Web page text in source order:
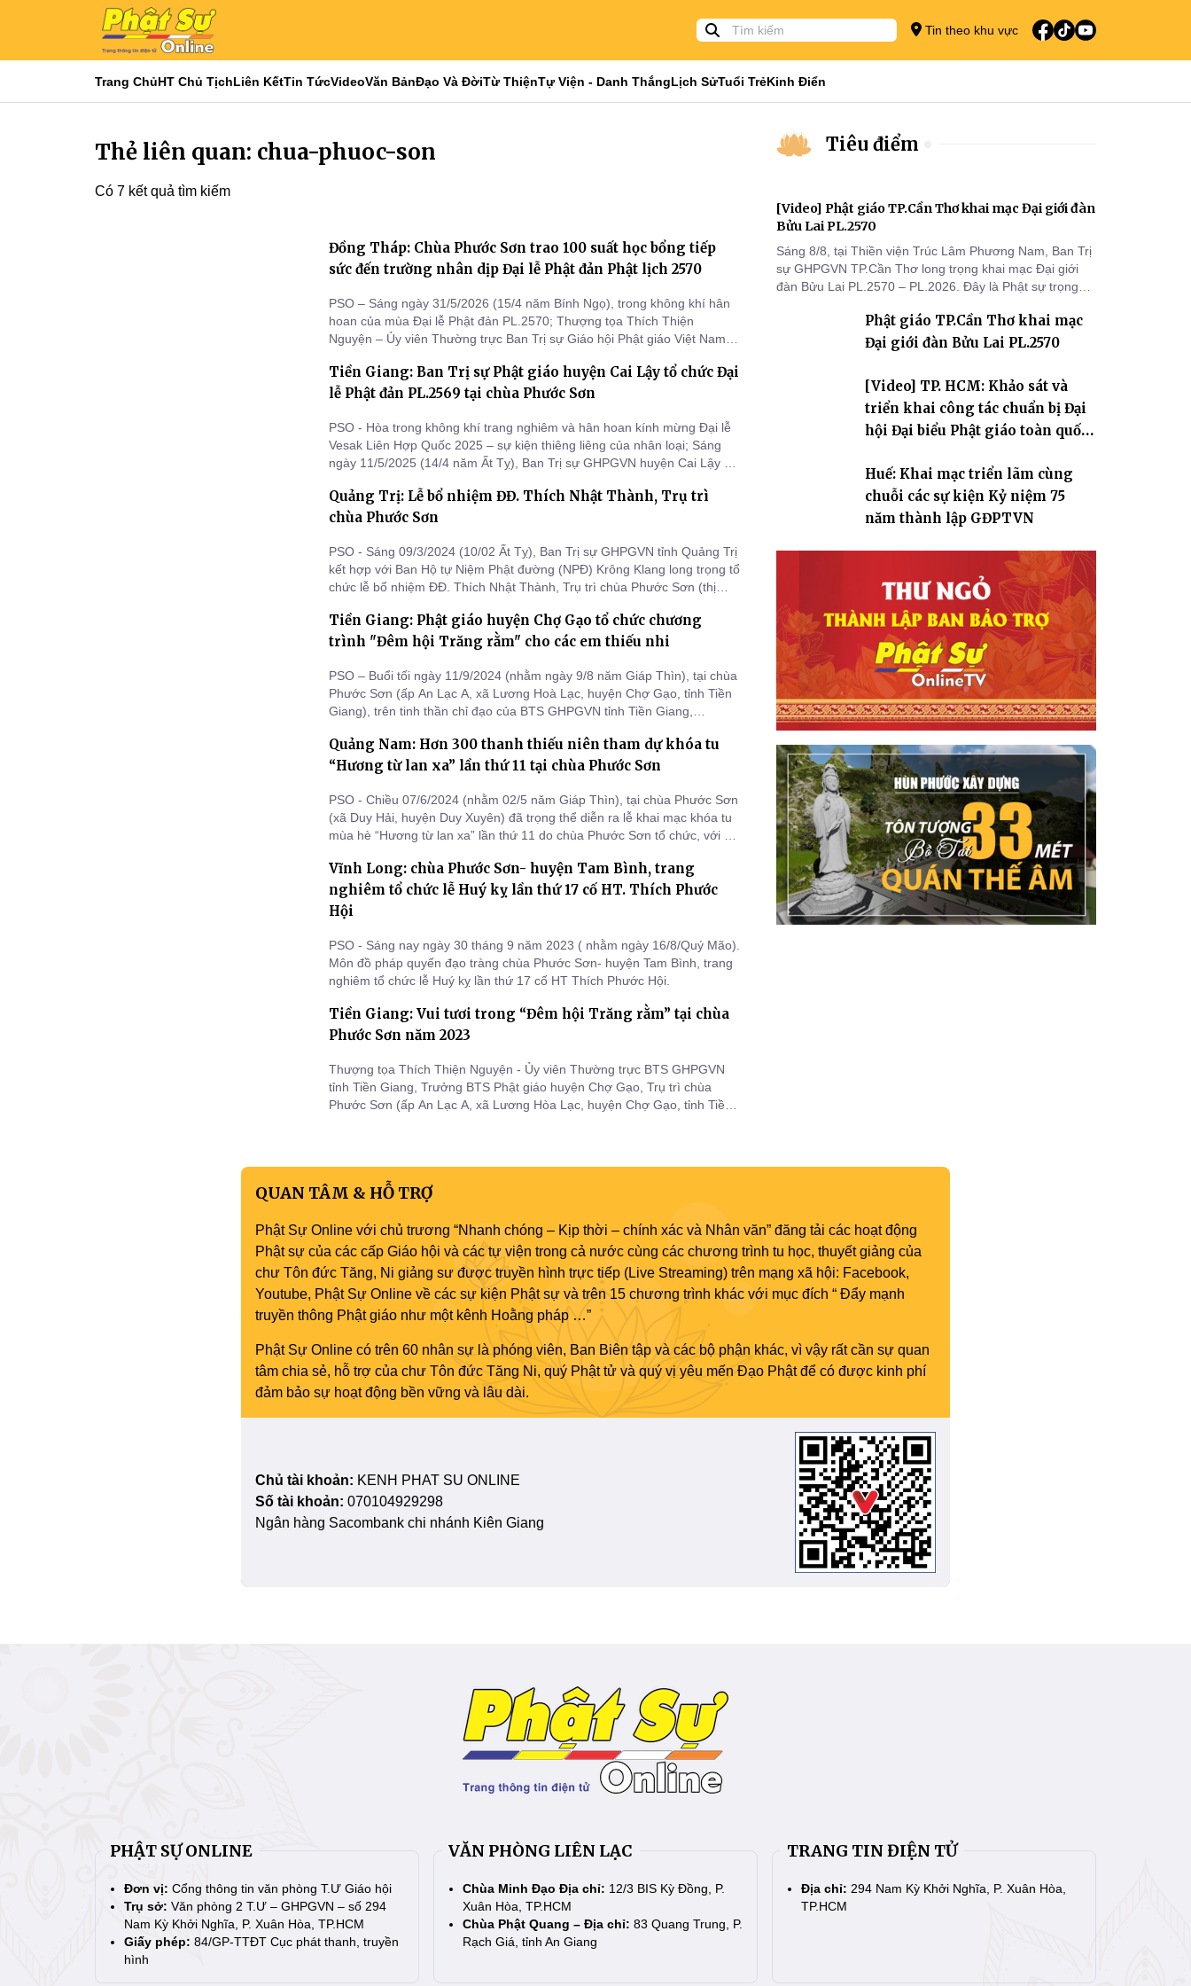
Tin theo khu vực
Trang ChủHT Chủ TịchLiên KếtTin TứcVideoVăn BảnĐạo Và ĐờiTừ ThiệnTự Viện - Danh ThắngLịch SửTuổi TrẻKinh Điển
Thẻ liên quan: chua-phuoc-son
Có 7 kết quả tìm kiếm
Đồng Tháp: Chùa Phước Sơn trao 100 suất học bổng tiếp
sức đến trường nhân dịp Đại lễ Phật đản Phật lịch 2570
PSO – Sáng ngày 31/5/2026 (15/4 năm Bính Ngọ), trong không khí hân
hoan của mùa Đại lễ Phật đản PL.2570; Thượng tọa Thích Thiện
Nguyện – Ủy viên Thường trực Ban Trị sự Giáo hội Phật giáo Việt Nam
“mạnh thường quân” và chính quyền địa phương tổ chức chương trình
trao học bổng cho các
Tiền Giang: Ban Trị sự Phật giáo huyện Cai Lậy tổ chức Đại
lễ Phật đản PL.2569 tại chùa Phước Sơn
PSO - Hòa trong không khí trang nghiêm và hân hoan kính mừng Đại lễ
Vesak Liên Hợp Quốc 2025 – sự kiện thiêng liêng của nhân loại; Sáng
ngày 11/5/2025 (14/4 năm Ất Tỵ), Ban Trị sự GHPGVN huyện Cai Lậy đã
phòng BTS Phật giáo huyện - chùa Phước Sơn (TT.Bình Phú).
Quảng Trị: Lễ bổ nhiệm ĐĐ. Thích Nhật Thành, Trụ trì
chùa Phước Sơn
PSO - Sáng 09/3/2024 (10/02 Ất Tỵ), Ban Trị sự GHPGVN tỉnh Quảng Trị
kết hợp với Ban Hộ tự Niệm Phật đường (NPĐ) Krông Klang long trọng tổ
chức lễ bổ nhiệm ĐĐ. Thích Nhật Thành, Trụ trì chùa Phước Sơn (thị
Tiền Giang: Phật giáo huyện Chợ Gạo tổ chức chương
trình "Đêm hội Trăng rằm" cho các em thiếu nhi
PSO – Buổi tối ngày 11/9/2024 (nhằm ngày 9/8 năm Giáp Thìn), tại chùa
Phước Sơn (ấp An Lạc A, xã Lương Hoà Lạc, huyện Chợ Gạo, tỉnh Tiền
Giang), trên tinh thần chỉ đạo của BTS GHPGVN tỉnh Tiền Giang,
LHTNVN huyện tổ chức chương trình "Vui hội Trăng rằm" cho các em
thiếu nhi tại địa p
Quảng Nam: Hơn 300 thanh thiếu niên tham dự khóa tu
“Hương từ lan xa” lần thứ 11 tại chùa Phước Sơn
PSO - Chiều 07/6/2024 (nhằm 02/5 năm Giáp Thìn), tại chùa Phước Sơn
(xã Duy Hải, huyện Duy Xuyên) đã trọng thể diễn ra lễ khai mạc khóa tu
mùa hè “Hương từ lan xa” lần thứ 11 do chùa Phước Sơn tổ chức, với sự
Vĩnh Long: chùa Phước Sơn- huyện Tam Bình, trang
nghiêm tổ chức lễ Huý kỵ lần thứ 17 cố HT. Thích Phước
Hội
PSO - Sáng nay ngày 30 tháng 9 năm 2023 ( nhằm ngày 16/8/Quý Mão).
Môn đồ pháp quyến đạo tràng chùa Phước Sơn- huyện Tam Bình, trang
nghiêm tổ chức lễ Huý kỵ lần thứ 17 cố HT Thích Phước Hội.
Tiền Giang: Vui tươi trong “Đêm hội Trăng rằm” tại chùa
Phước Sơn năm 2023
Thượng tọa Thích Thiện Nguyện - Ủy viên Thường trực BTS GHPGVN
tỉnh Tiền Giang, Trưởng BTS Phật giáo huyện Chợ Gạo, Trụ trì chùa
Phước Sơn (ấp An Lạc A, xã Lương Hòa Lạc, huyện Chợ Gạo, tỉnh Tiền
Tiêu điểm
[Video] Phật giáo TP.Cần Thơ khai mạc Đại giới đàn
Bửu Lai PL.2570
Sáng 8/8, tại Thiền viện Trúc Lâm Phương Nam, Ban Trị
sự GHPGVN TP.Cần Thơ long trọng khai mạc Đại giới
đàn Bửu Lai PL.2570 – PL.2026. Đây là Phật sự trọng
của Đại hội Phật giáo thành phố lần thứ I, thể hiện sự
quan tâm đối với công tác truyền giới, đào tạo Tăng tài
Phật giáo TP.Cần Thơ khai mạc
Đại giới đàn Bửu Lai PL.2570
[Video] TP. HCM: Khảo sát và
triển khai công tác chuẩn bị Đại
hội Đại biểu Phật giáo toàn quốc
Huế: Khai mạc triển lãm cùng
chuỗi các sự kiện Kỷ niệm 75
năm thành lập GĐPTVN
QUAN TÂM & HỖ TRỢ
Phật Sự Online với chủ trương “Nhanh chóng – Kịp thời – chính xác và Nhân văn” đăng tải các hoạt động
Phật sự của các cấp Giáo hội và các tự viện trong cả nước cùng các chương trình tu học, thuyết giảng của
chư Tôn đức Tăng, Ni giảng sư được truyền hình trực tiếp (Live Streaming) trên mạng xã hội: Facebook,
Youtube, Phật Sự Online về các sự kiện Phật sự và trên 15 chương trình khác với mục đích “ Đẩy mạnh
truyền thông Phật giáo như một kênh Hoằng pháp …”
Phật Sự Online có trên 60 nhân sự là phóng viên, Ban Biên tập và các bộ phận khác, vì vậy rất cần sự quan
tâm chia sẻ, hỗ trợ của chư Tôn đức Tăng Ni, quý Phật tử và quý vị yêu mến Đạo Phật để có được kinh phí
đảm bảo sự hoạt động bền vững và lâu dài.
Chủ tài khoản: KENH PHAT SU ONLINE
Số tài khoản: 070104929298
Ngân hàng Sacombank chi nhánh Kiên Giang
PHẬT SỰ ONLINE
Đơn vị: Cổng thông tin văn phòng T.Ư Giáo hội
Trụ sở: Văn phòng 2 T.Ư – GHPGVN – số 294
Nam Kỳ Khởi Nghĩa, P. Xuân Hòa, TP.HCM
Giấy phép: 84/GP-TTĐT Cục phát thanh, truyền
hình
VĂN PHÒNG LIÊN LẠC
Chùa Minh Đạo Địa chỉ: 12/3 BIS Kỳ Đồng, P.
Xuân Hòa, TP.HCM
Chùa Phật Quang – Địa chỉ: 83 Quang Trung, P.
Rạch Giá, tỉnh An Giang
TRANG TIN ĐIỆN TỬ
Địa chỉ: 294 Nam Kỳ Khởi Nghĩa, P. Xuân Hòa,
TP.HCM